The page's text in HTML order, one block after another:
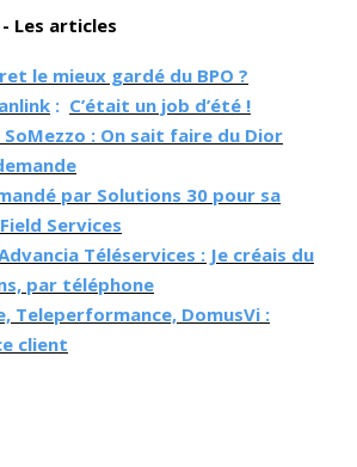
- Les articles
le mieux gardé du BPO ?
: C’était un job d’été !
: On sait faire du Dior
par Solutions 30 pour sa
Services
Téléservices : Je créais du
par téléphone
Teleperformance, DomusVi :
client